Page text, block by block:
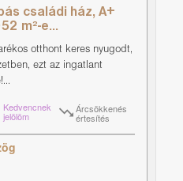
családi ház, A+
m²-e...
otthont keres nyugodt,
ezt az ingatlant
Kedvencnek
jelölöm
Árcsökkenés
értesítés